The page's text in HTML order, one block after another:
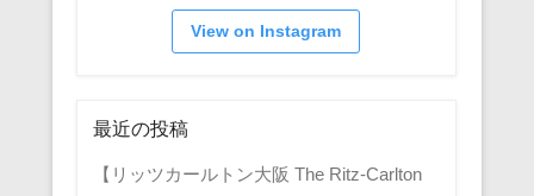
View on Instagram
最近の投稿
【リッツカールトン大阪 The Ritz-Carlton